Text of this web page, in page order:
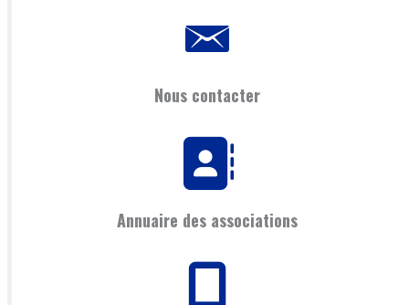
Nous contacter
Annuaire des associations